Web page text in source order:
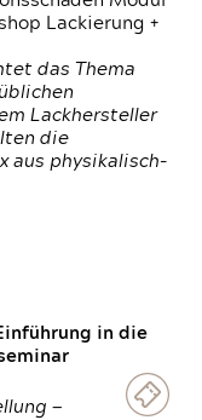
Lackierung +
das Thema
Lackhersteller
die
aus physikalisch-
in die
—